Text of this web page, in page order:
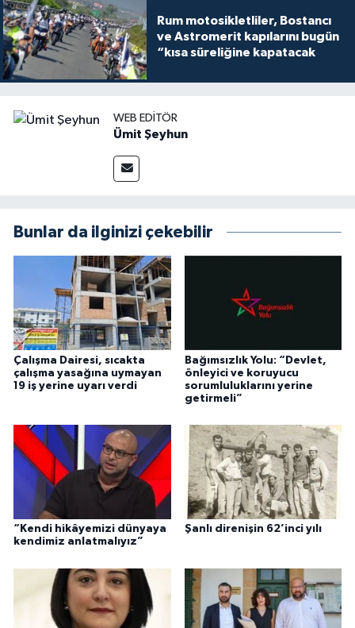
Rum motosikletliler, Bostancı
ve Astromerit kapılarını bugün
“kısa süreliğine kapatacak
WEB EDITÖR
Ümit Şeyhun
Bunlar da ilginizi çekebilir
Çalışma Dairesi, sıcakta
çalışma yasağına uymayan
19 iş yerine uyarı verdi
Bağımsızlık Yolu: “Devlet,
önleyici ve koruyucu
sorumluluklarını yerine
getirmeli”
“Kendi hikâyemizi dünyaya
kendimiz anlatmalıyız”
Şanlı direnişin 62’inci yılı